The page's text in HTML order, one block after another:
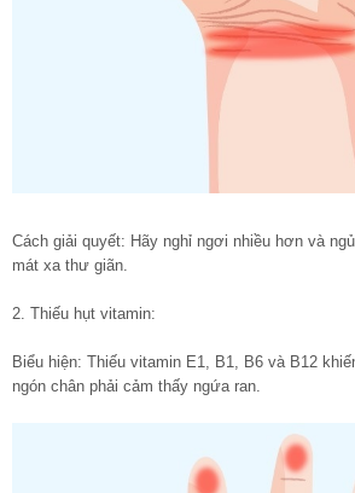
Cách giải quyết: Hãy nghỉ ngơi nhiều hơn và
mát xa thư giãn.
2. Thiếu hụt vitamin:
Biểu hiện: Thiếu vitamin E1, B1, B6 và B12
ngón chân phải cảm thấy ngứa ran.